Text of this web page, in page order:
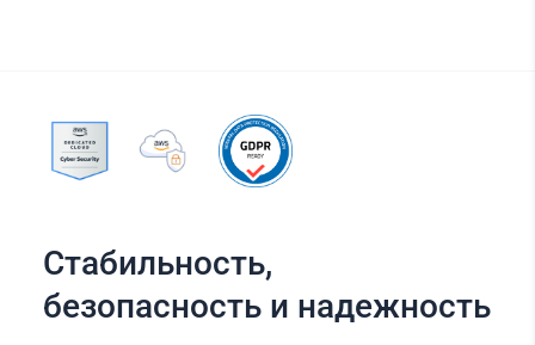
Стабильность,
безопасность и надежность